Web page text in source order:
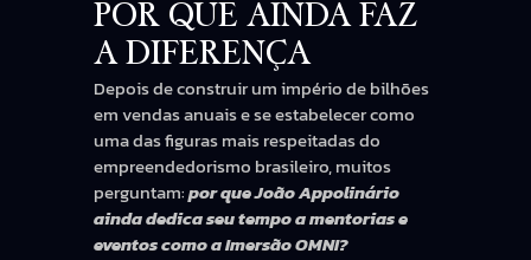
POR QUE AINDA FAZ
A DIFERENÇA
Depois de construir um império de bilhões
em vendas anuais e se estabelecer como
uma das figuras mais respeitadas do
empreendedorismo brasileiro, muitos
perguntam:por que João Appolinário
ainda dedica seu tempo a mentorias e
eventos como a Imersão OMNI?